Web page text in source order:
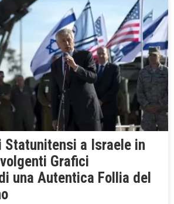
Statunitensi a Israele in
Grafici
una Autentica Follia del